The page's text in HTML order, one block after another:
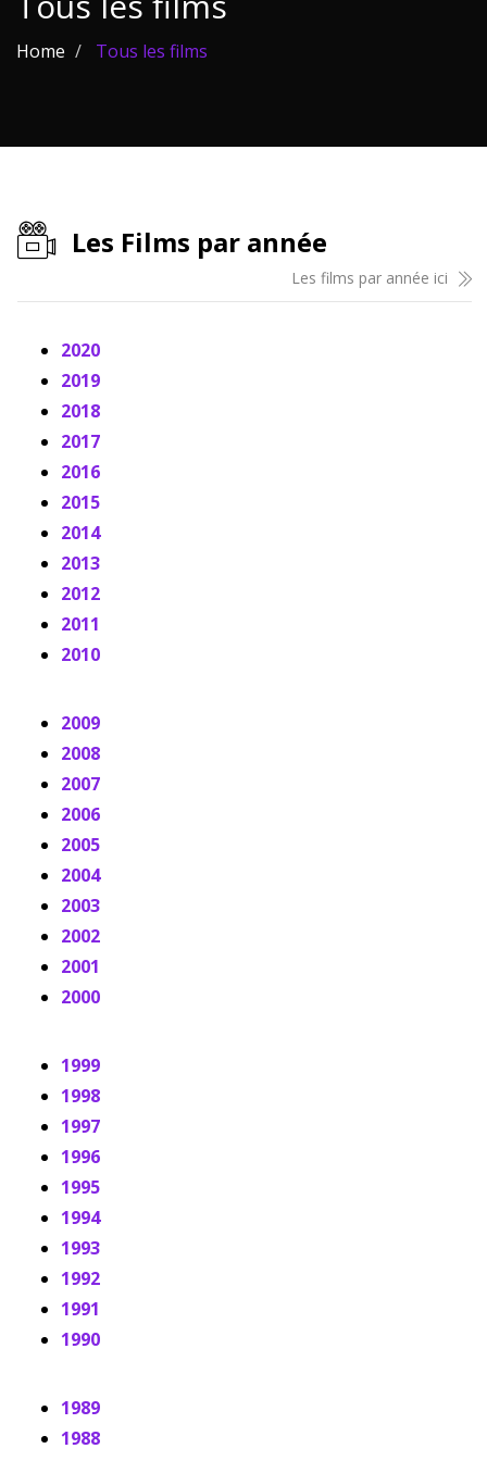
Les films par
Les Dossiers
Les acteurs
Les actrices
Les réalisateurs
Home Tous les films
Les Films par année
Les films par année ici
2020
2019
2018
2017
2016
2015
2014
2013
2012
2011
2010
2009
2008
2007
2006
2005
2004
2003
2002
2001
2000
1999
1998
1997
1996
1995
1994
1993
1992
1991
1990
1989
1988